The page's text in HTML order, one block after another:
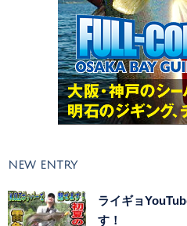
NEW ENTRY
ライギョ
す！